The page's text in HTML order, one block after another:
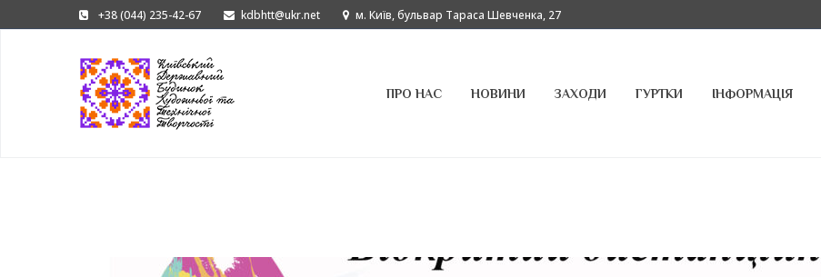
+38 (044) 235-42-67 kdbhtt@ukr.net м. Київ, бульвар Тараса Шевченка, 27
ПРО НАС НОВИНИ ЗАХОДИ ГУРТКИ ІНФОРМАЦІЯ